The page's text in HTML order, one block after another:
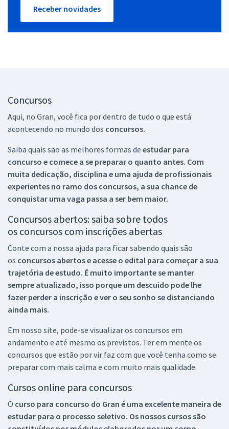
Receber novidades
Concursos
Aqui, no Gran, você fica por dentro de tudo o que está
acontecendo no mundo dos concursos.
Saiba quais são as melhores formas de estudar para
concurso e comece a se preparar o quanto antes. Com
muita dedicação, disciplina e uma ajuda de profissionais
experientes no ramo dos concursos, a sua chance de
conquistar uma vaga passa a ser bem maior.
Concursos abertos: saiba sobre todos
os concursos com inscrições abertas
Conte com a nossa ajuda para ficar sabendo quais são
os concursos abertos e acesse o edital para começar a sua
trajetória de estudo. É muito importante se manter
sempre atualizado, isso porque um descuido pode lhe
fazer perder a inscrição e ver o seu sonho se distanciando
ainda mais.
Em nosso site, pode-se visualizar os concursos em
andamento e até mesmo os previstos. Ter em mente os
concursos que estão por vir faz com que você tenha como se
preparar com mais calma e com muito mais qualidade.
Cursos online para concursos
O curso para concurso do Gran é uma excelente maneira de
estudar para o processo seletivo. Os nossos cursos são